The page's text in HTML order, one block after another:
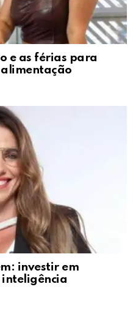
e as férias para
investir em
inteligência